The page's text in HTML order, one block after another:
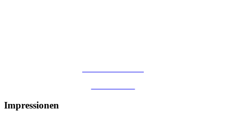
Impressionen